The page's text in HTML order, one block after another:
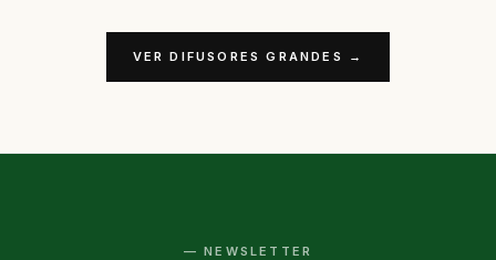
VER DIFUSORES GRANDES →
— NEWSLETTER